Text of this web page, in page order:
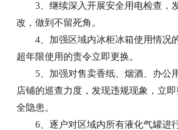
3、继续深入开展安全用电检查，
改，做到不留死角。
4、加强区域内冰柜冰箱使用情况
超年限使用的责令立即更换。
5、加强对售卖香纸、烟酒、办公
店铺的巡查力度，发现违规现象，立
全隐患。
6、逐户对区域内所有液化气罐进